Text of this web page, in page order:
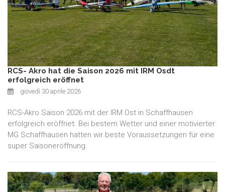
RCS- Akro hat die Saison 2026 mit IRM Osdt
erfolgreich eröffnet
giovedì 30 aprile 2026
RCS-Akro Saison 2026 mit der IRM Ost in Schaffhausen
erfolgreich eröffnet. Bei bestem Wetter und einer motivierter
MG Schaffhausen hatten wir beste Voraussetzungen für eine
super Saisoneröffnung.